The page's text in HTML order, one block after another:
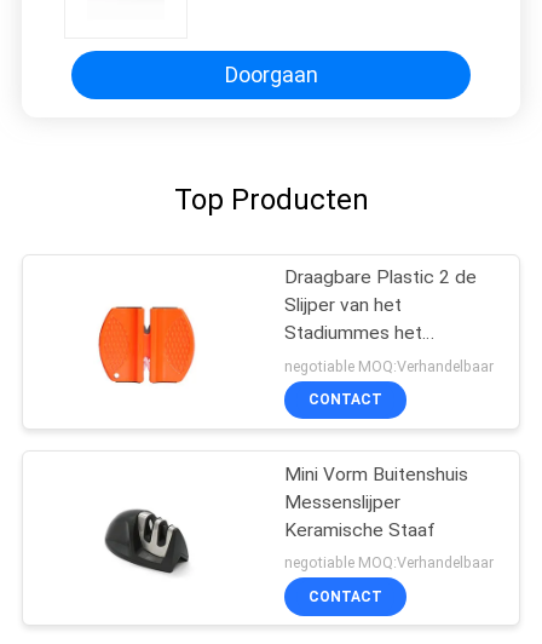
Doorgaan
Top Producten
Draagbare Plastic 2 de
Slijper van het
Stadiummes het
Kamperen Hulpmiddelen
met Droog en Schoon
negotiable MOQ:Verhandelbaar
CONTACT
Mini Vorm Buitenshuis
Messenslijper
Keramische Staaf
negotiable MOQ:Verhandelbaar
CONTACT